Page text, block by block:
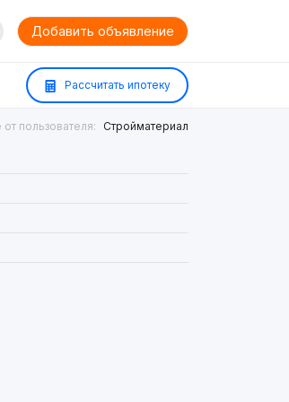
Добавить объявление
Рассчитать ипотеку
пользователя: Стройматериал